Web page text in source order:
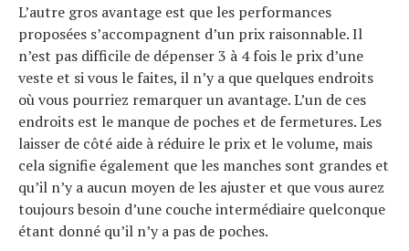
L’autre gros avantage est que les performances
proposées s’accompagnent d’un prix raisonnable. Il
n’est pas difficile de dépenser 3 à 4 fois le prix d’une
veste et si vous le faites, il n’y a que quelques endroits
où vous pourriez remarquer un avantage. L’un de ces
endroits est le manque de poches et de fermetures. Les
laisser de côté aide à réduire le prix et le volume, mais
cela signifie également que les manches sont grandes et
qu’il n’y a aucun moyen de les ajuster et que vous aurez
toujours besoin d’une couche intermédiaire quelconque
étant donné qu’il n’y a pas de poches.